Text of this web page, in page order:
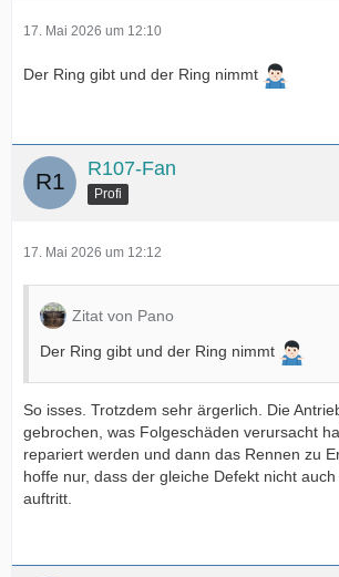
17. Mai 2026 um 12:10
Der Ring gibt und der Ring nimmt
R107-Fan
Profi
17. Mai 2026 um 12:12
Zitat von Pano
Der Ring gibt und der Ring nimmt
So isses. Trotzdem sehr ärgerlich. Die
gebrochen, was Folgeschäden verursacht
repariert werden und dann das Rennen zu
hoffe nur, dass der gleiche Defekt nicht
auftritt.